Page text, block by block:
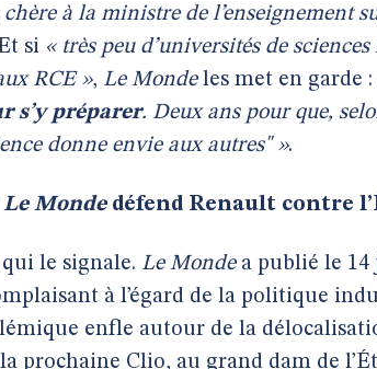
à la ministre de l’enseignement
si « très peu d’universités de
RCE », Le Mondeles met en garde :
s’y préparer. Deux ans pour que,
donne envie aux autres" ».
Le Monde défend Renault contre
qui le signale. Le Monde a publié le 14
à l’égard de la politique
enfle autour de la
prochaine Clio, au grand dam de